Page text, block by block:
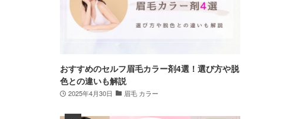
おすすめのセルフ眉毛カラー剤4選！選び方や脱
色との違いも解説
2025年4月30日 眉毛 カラー